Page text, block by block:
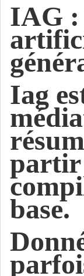
IAG :
Iag
partir
base.